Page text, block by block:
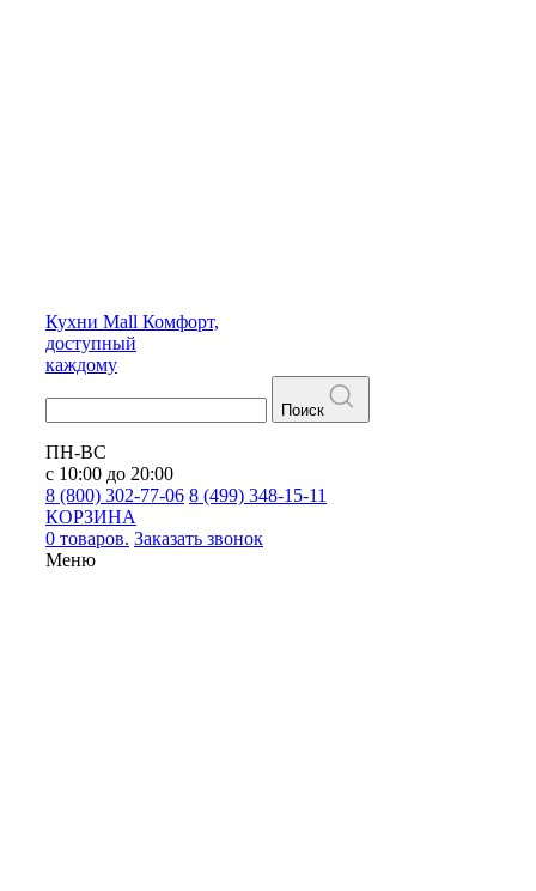
Кухни Mall Комфорт,
доступный
каждому
Поиск
ПН-ВС
с 10:00 до 20:00
8 (800) 302-77-06 8 (499) 348-15-11
КОРЗИНА
0 товаров. Заказать звонок
Меню